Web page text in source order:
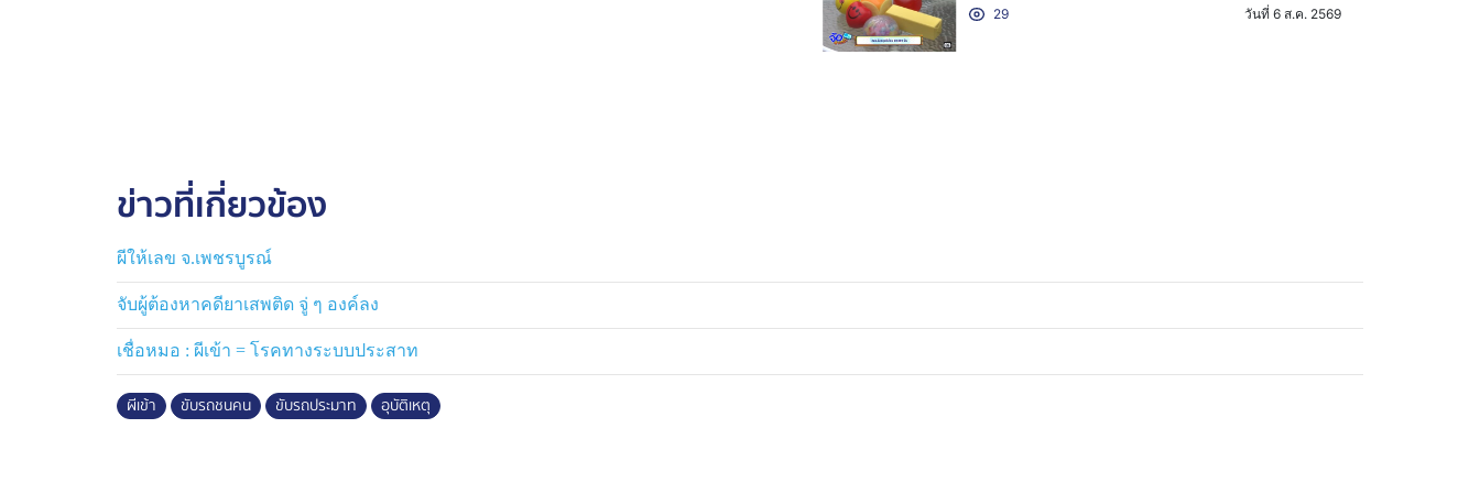
29 วันที่ 6 ส.ค. 2569
ข่าวที่เกี่ยวข้อง
ผีให้เลข จ.เพชรบูรณ์
จับผู้ต้องหาคดียาเสพติด จู่ ๆ องค์ลง
เชื่อหมอ : ผีเข้า = โรคทางระบบประสาท
ผีเข้า ขับรถชนคน ขับรถประมาท อุบัติเหตุ